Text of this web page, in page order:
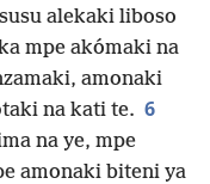
alekaki liboso
mpe akómaki na
amonaki
na kati te. 6
na ye, mpe
amonaki biteni ya